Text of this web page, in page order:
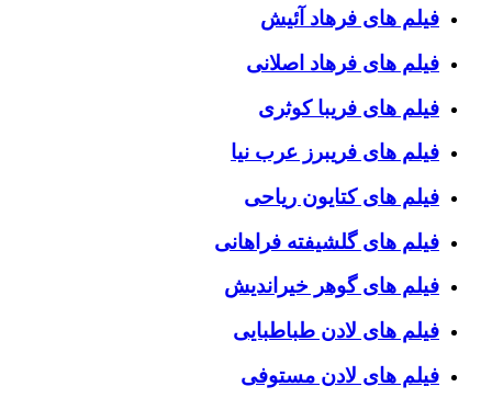
فیلم های فرهاد آئیش
فیلم های فرهاد اصلانی
فیلم های فریبا کوثری
فیلم های فریبرز عرب نیا
فیلم های کتایون ریاحی
فیلم های گلشیفته فراهانی
فیلم های گوهر خیراندیش
فیلم های لادن طباطبایی
فیلم های لادن مستوفی